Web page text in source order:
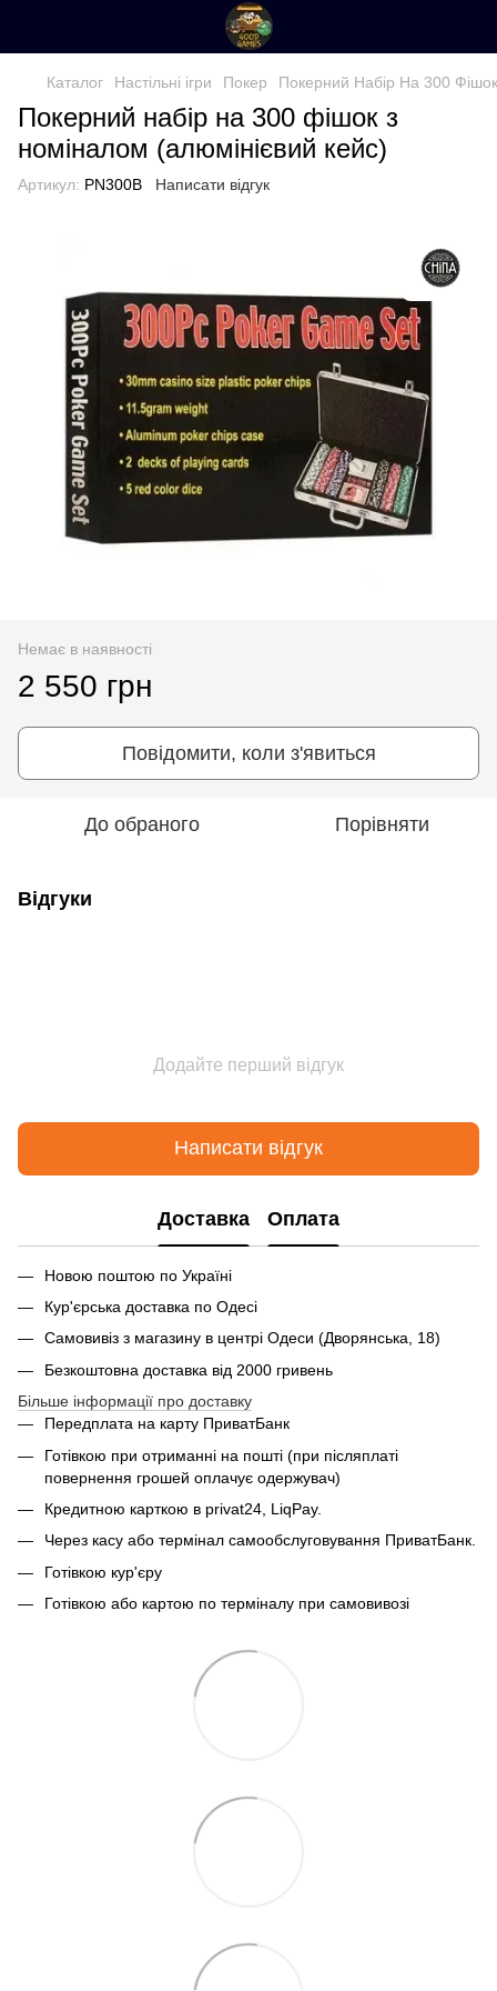
Каталог Настільні ігри Покер Покерний Набір На 300
Покерний набір на 300 фішок з
номіналом (алюмінієвий кейс)
Артикул: PN300B Написати відгук
Немає в наявності
2 550 грн
Повідомити, коли з'явиться
До обраного Порівняти
Відгуки
Додайте перший відгук
Написати відгук
Доставка Оплата
Новою поштою по Україні
Кур'єрська доставка по Одесі
Самовивіз з магазину в центрі Одеси (Дворянська, 18)
Безкоштовна доставка від 2000 гривень
Більше інформації про доставку
Передплата на карту ПриватБанк
Готівкою при отриманні на пошті (при післяплаті
повернення грошей оплачує одержувач)
Кредитною карткою в privat24, LiqPay.
Через касу або термінал самообслуговування ПриватБанк.
Готівкою кур'єру
Готівкою або картою по терміналу при самовивозі